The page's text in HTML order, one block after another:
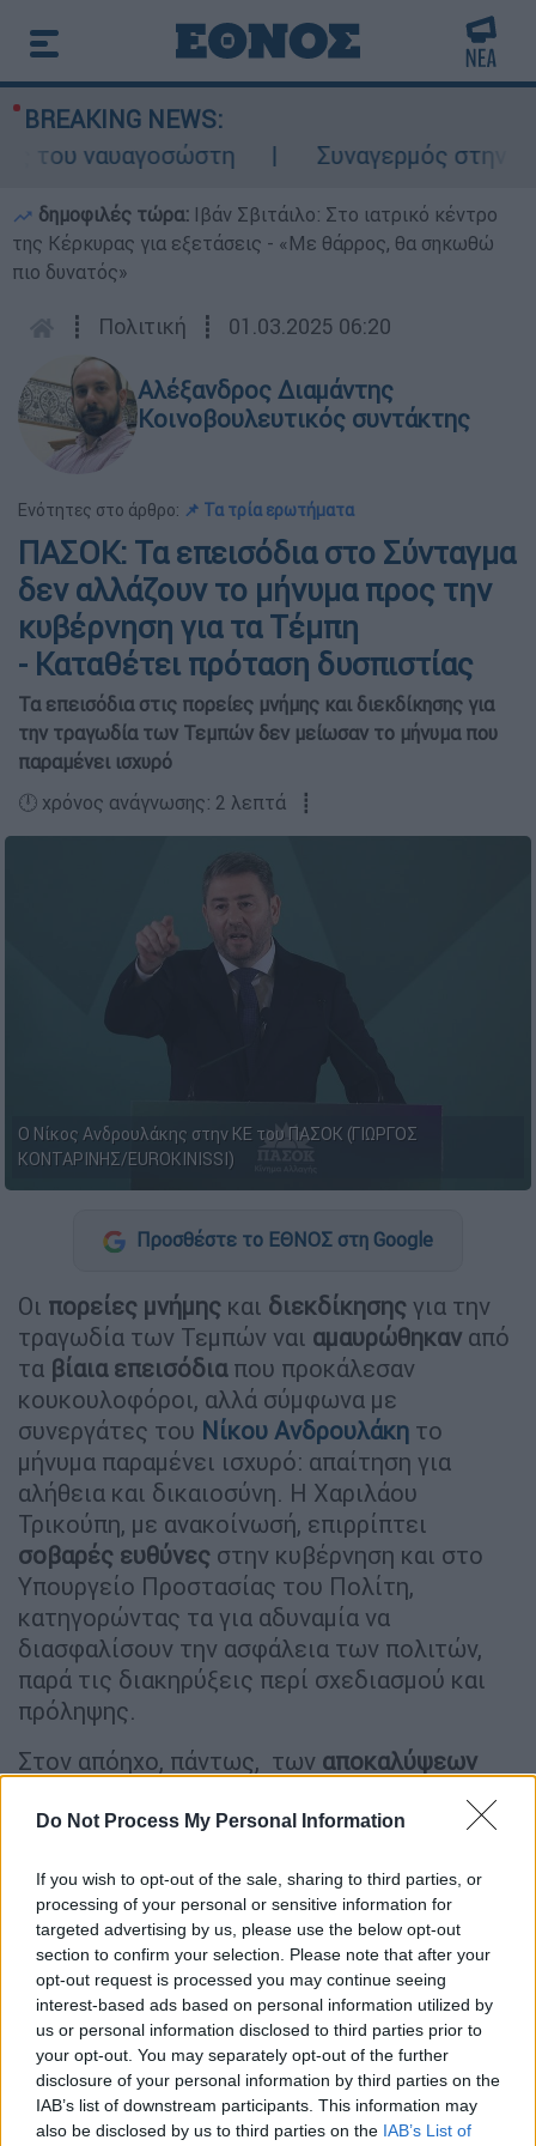
Do Not Process My Personal Information
If you wish to opt-out of the sale, sharing to third parties, or
processing of your personal or sensitive information for
targeted advertising by us, please use the below opt-out
section to confirm your selection. Please note that after your
opt-out request is processed you may continue seeing
interest-based ads based on personal information utilized by
us or personal information disclosed to third parties prior to
your opt-out. You may separately opt-out of the further
disclosure of your personal information by third parties on the
IAB’s list of downstream participants. This information may
also be disclosed by us to third parties on the IAB’s List of
BREAKING NEWS:
ναυαγοσώστη
Συναγερμός στην
δημοφιλές τώρα: Ιβάν Σβιτάιλο: Στο ιατρικό κέντρο
της Κέρκυρας για εξετάσεις - «Με θάρρος, θα σηκωθώ
πιο δυνατός»
┋ Πολιτική ┋ 01.03.2025 06:20
Αλέξανδρος Διαμάντης
Κοινοβουλευτικός συντάκτης
Ενότητες στο άρθρο: 📌 Τα τρία ερωτήματα
ΠΑΣΟΚ: Τα επεισόδια στο Σύνταγμα
δεν αλλάζουν το μήνυμα προς την
κυβέρνηση για τα Τέμπη
- Καταθέτει πρόταση δυσπιστίας
Τα επεισόδια στις πορείες μνήμης και διεκδίκησης για
την τραγωδία των Τεμπών δεν μείωσαν το μήνυμα που
παραμένει ισχυρό
🕛 χρόνος ανάγνωσης: 2 λεπτά ┋
Ο Νίκος Ανδρουλάκης στην ΚΕ του ΠΑΣΟΚ (ΓΙΩΡΓΟΣ
ΚΟΝΤΑΡΙΝΗΣ/EUROKINISSI)
Προσθέστε το ΕΘΝΟΣ στη Google
Οι πορείες μνήμης και διεκδίκησης για την
τραγωδία των Τεμπών ναι αμαυρώθηκαν από
τα βίαια επεισόδιαπου προκάλεσαν
κουκουλοφόροι, αλλά σύμφωνα με
συνεργάτες του Νίκου Ανδρουλάκη το
μήνυμα παραμένει ισχυρό: απαίτηση για
αλήθεια και δικαιοσύνη. Η Χαριλάου
Τρικούπη, με ανακοίνωσή, επιρρίπτει
σοβαρές ευθύνες στην κυβέρνηση και στο
Υπουργείο Προστασίας του Πολίτη,
κατηγορώντας τα για αδυναμία να
διασφαλίσουν την ασφάλεια των πολιτών,
παρά τις διακηρύξεις περί σχεδιασμού και
πρόληψης.
Στον απόηχο, πάντως, των αποκαλύψεων
κλιμακώνει τηναντιπαράθεση, έχοντας
δυσπιστίαςκατά της κυβέρνησης. «Τώρα
είναι η ώρα»,δηλώνει η Χαριλάου Τρικούπη,
καλώντας τα κόμματα της δημοκρατικής
αντιπολίτευσης να στηρίξουν την
πρωτοβουλία.
ΔΙΑΒΑΣΤΕ ΕΠΙΣΗΣ
Πολιτική|28.02.2025 14:11